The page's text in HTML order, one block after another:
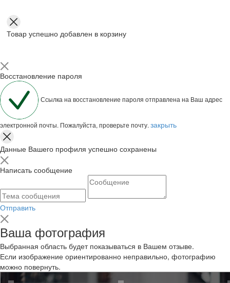
Товар успешно добавлен в корзину
Восстановление пароля
Ссылка на восстановление пароля отправлена на Ваш адрес
электронной почты. Пожалуйста, проверьте почту. закрыть
Данные Вашего профиля успешно сохранены
Написать сообщение
Отправить
Ваша фотография
Выбранная область будет показываться в Вашем отзыве.
Если изображение ориентированно неправильно, фотографию
можно повернуть.